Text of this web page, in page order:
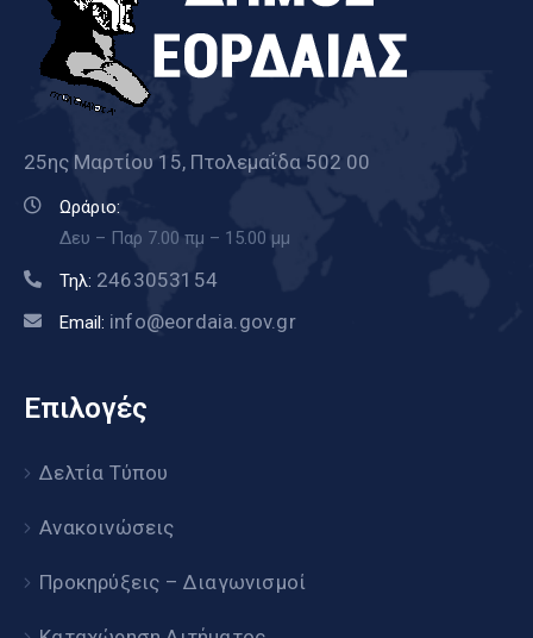
25ης Μαρτίου 15, Πτολεμαΐδα 502 00
Ωράριο:
Δευ – Παρ 7.00 πμ – 15.00 μμ
Τηλ: 2463053154
Email: info@eordaia.gov.gr
Επιλογές
Δελτία Τύπου
Ανακοινώσεις
Προκηρύξεις – Διαγωνισμοί